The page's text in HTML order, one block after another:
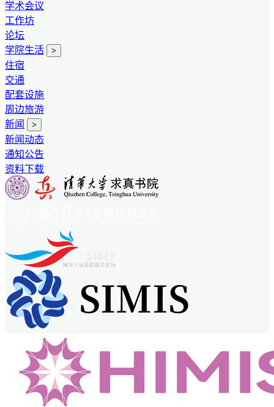
学术会议
工作坊
论坛
学院生活
>
住宿
交通
配套设施
周边旅游
新闻
>
新闻动态
通知公告
资料下载